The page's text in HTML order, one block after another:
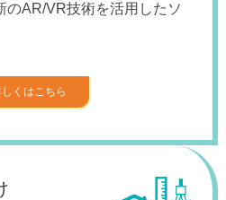
のAR/VR技術を活用したソ
くはこちら